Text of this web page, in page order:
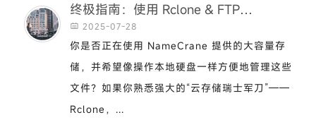
终极指南：使用 Rclone & FTPS 挂载 NameCrane 大容量存储
 2025-07-28
你是否正在使用 NameCrane 提供的大容量存
储，并希望像操作本地硬盘一样方便地管理这些
文件？如果你熟悉强大的“云存储瑞士军刀”——
Rclone，...